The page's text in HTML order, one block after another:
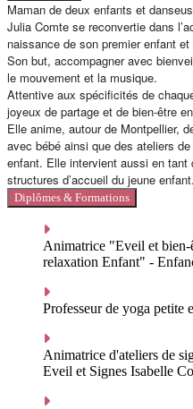
Maman de deux enfants et
Julia Comte se reconvertie dans
naissance de son premier enfant et
Son but, accompagner avec
le mouvement et la musique.
Attentive aux spécificités de
joyeux de partage et de bien-être
Elle anime, autour de Montpellier,
avec bébé ainsi que des ateliers de
enfant. Elle intervient aussi en tant
structures d’accueil du jeune enfant.
Diplômes & Formations
Animatrice "Eveil et bien-
relaxation Enfant" -
Professeur de yoga petite
Animatrice d'ateliers de
Eveil et Signes Isabelle